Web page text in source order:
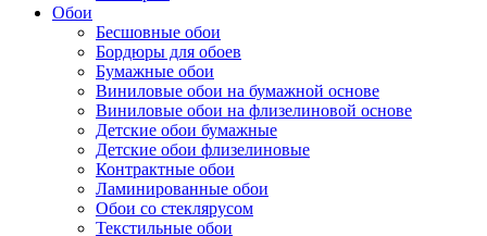
Обои
Бесшовные обои
Бордюры для обоев
Бумажные обои
Виниловые обои на бумажной основе
Виниловые обои на флизелиновой основе
Детские обои бумажные
Детские обои флизелиновые
Контрактные обои
Ламинированные обои
Обои со стеклярусом
Текстильные обои